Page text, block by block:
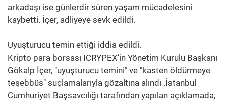
arkadaşı ise günlerdir süren yaşam mücadelesini
kaybetti. İçer, adliyeye sevk edildi.
Uyuşturucu temin ettiği iddia edildi.
Kripto para borsası ICRYPEX’in Yönetim Kurulu Başkanı
Gökalp İçer, "uyuşturucu temini" ve "kasten öldürmeye
teşebbüs" suçlamalarıyla gözaltına alındı .İstanbul
Cumhuriyet Başsavcılığı tarafından yapılan açıklamada,